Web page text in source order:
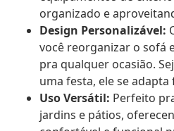
organizado e
Design Personalizável:
você reorganizar o sofá
pra qualquer ocasião.
uma festa, ele se adapta
Uso Versátil: Perfeito
jardins e pátios,